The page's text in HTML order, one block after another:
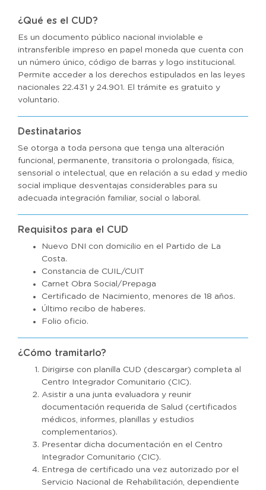
¿Qué es el CUD?
Es un documento público nacional inviolable e
intransferible impreso en papel moneda que cuenta con
un número único, código de barras y logo institucional.
Permite acceder a los derechos estipulados en las leyes
nacionales 22.431 y 24.901. El trámite es gratuito y
voluntario.
Destinatarios
Se otorga a toda persona que tenga una alteración
funcional, permanente, transitoria o prolongada, física,
sensorial o intelectual, que en relación a su edad y medio
social implique desventajas considerables para su
adecuada integración familiar, social o laboral.
Requisitos para el CUD
Nuevo DNI con domicilio en el Partido de La
Costa.
Constancia de CUIL/CUIT
Carnet Obra Social/Prepaga
Certificado de Nacimiento, menores de 18 años.
Último recibo de haberes.
Folio oficio.
¿Cómo tramitarlo?
Dirigirse con planilla CUD (descargar) completa al
Centro Integrador Comunitario (CIC).
Asistir a una junta evaluadora y reunir
documentación requerida de Salud (certificados
médicos, informes, planillas y estudios
complementarios).
Presentar dicha documentación en el Centro
Integrador Comunitario (CIC).
Entrega de certificado una vez autorizado por el
Servicio Nacional de Rehabilitación, dependiente